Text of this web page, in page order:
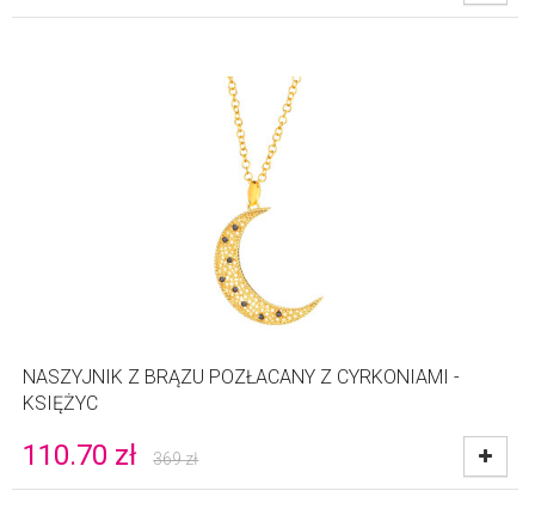
NASZYJNIK Z BRĄZU POZŁACANY Z CYRKONIAMI -
KSIĘŻYC
110.70 zł 369zł